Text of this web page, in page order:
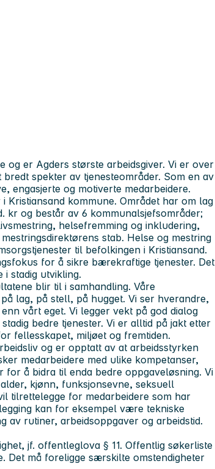
og er Agders største arbeidsgiver. Vi er over
spekter av tjenesteområder. Som en av
engasjerte og motiverte medarbeidere.
Kristiansand kommune. Området har om lag
kr og består av 6 kommunalsjefsområder;
helsefremming og inkludering,
stab. Helse og mestring
til befolkingen i Kristiansand.
for å sikre bærekraftige tjenester. Det
stadig utvikling.
blir til i samhandling. Våre
på lag, på stell, på hugget. Vi ser hverandre,
vårt eget. Vi legger vekt på god dialog
bedre tjenester. Vi er alltid på jakt etter
fellesskapet, miljøet og fremtiden.
og er opptatt av at arbeidsstyrken
medarbeidere med ulike kompetanser,
å bidra til enda bedre oppgaveløsning. Vi
kjønn, funksjonsevne, seksuell
tilrettelegge for medarbeidere som har
kan for eksempel være tekniske
av rutiner, arbeidsoppgaver og arbeidstid.
jf. offentleglova § 11. Offentlig søkerliste
Det må foreligge særskilte omstendigheter